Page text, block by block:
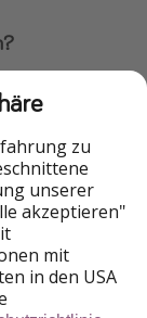
Group
zu
unserer
akzeptieren"
mit
in den USA